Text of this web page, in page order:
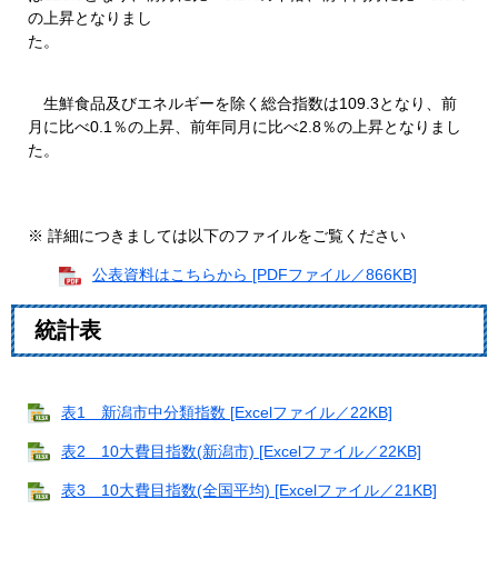
の上昇となりまし
た。
生鮮食品及びエネルギーを除く総合指数は109.3となり、前
月に比べ0.1％の上昇、前年同月に比べ2.8％の上昇となりまし
た。
※ 詳細につきましては以下のファイルをご覧ください
公表資料はこちらから [PDFファイル／866KB]
統計表
表1 新潟市中分類指数 [Excelファイル／22KB]
表2 10大費目指数(新潟市) [Excelファイル／22KB]
表3 10大費目指数(全国平均) [Excelファイル／21KB]